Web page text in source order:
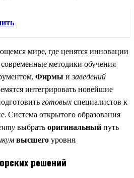
мире, где ценятся инновации
методики обучения
Фирмы изаведений
интегрировать новейшие
готовыхспециалистов к
Система открытого образования
выбратьоригинальныйпуть
высшегоуровня.
решений